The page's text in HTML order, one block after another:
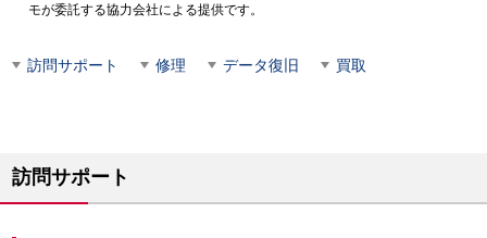
モが委託する協力会社による提供です。
訪問サポート 修理 データ復旧 買取
訪問サポート